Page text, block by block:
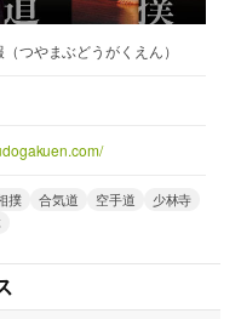
つやまぶどうがくえん）
撲 合気道 空手道
少林寺